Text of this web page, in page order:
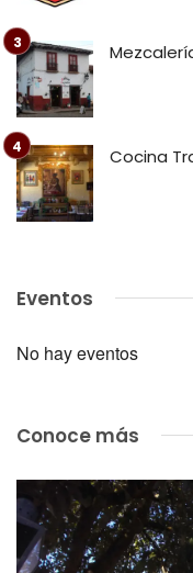
Cocina
Eventos
No hay eventos
Conoce más